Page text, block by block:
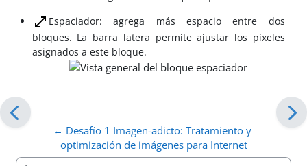
Espaciador: agrega más espacio entre dos
bloques. La barra latera permite ajustar los píxeles
asignados a este bloque.
← Desafío 1 Imagen-adicto: Tratamiento y
optimización de imágenes para Internet